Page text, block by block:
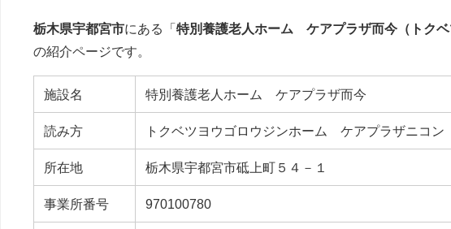
栃木県宇都宮市にある「 特別養護老人ホーム ケアプラザ而今（トク
の紹介ページです。
施設名 特別養護老人ホーム ケアプラザ而今
読み方 トクベツヨウゴロウジンホーム ケアプラザニコン
所在地 栃木県宇都宮市砥上町５４－１
事業所番号 970100780